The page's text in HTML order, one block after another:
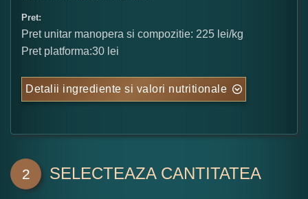
Pret:
Pret unitar manopera si compozitie: 225 lei/kg
Pret platforma:30 lei
Detalii ingrediente si valori nutritionale
2 SELECTEAZA CANTITATEA